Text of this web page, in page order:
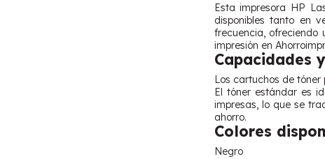
Esta impresora HP
disponibles tanto en
frecuencia, ofreciendo
impresión en
Capacidades
Los cartuchos de
El tóner estándar es
impresas, lo que se
ahorro.
Colores
Negro